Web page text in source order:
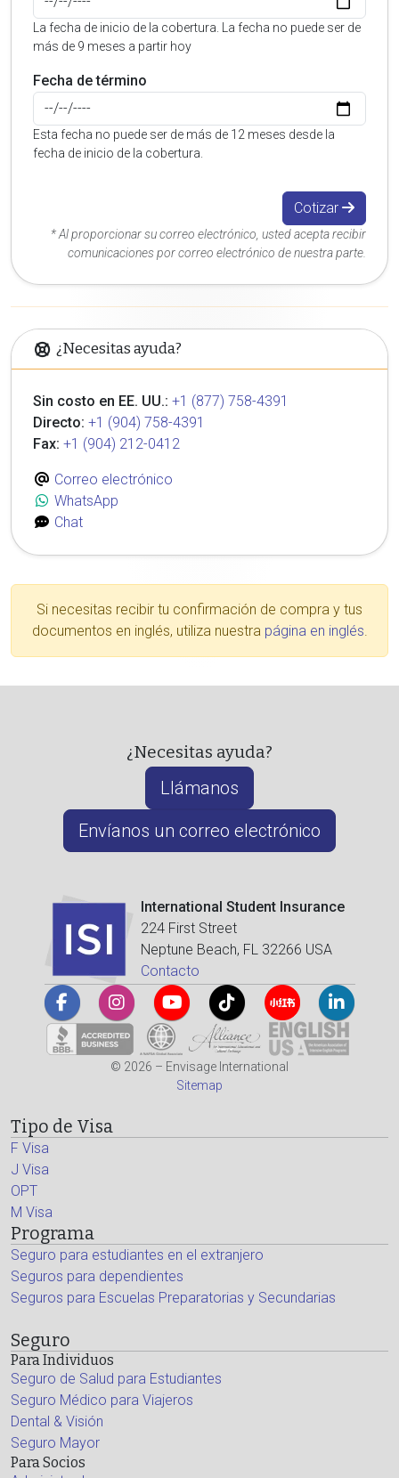
La fecha de inicio de la cobertura. La fecha no puede ser de
más de 9 meses a partir hoy
Fecha de término
Esta fecha no puede ser de más de 12 meses desde la
fecha de inicio de la cobertura.
Cotizar
* Al proporcionar su correo electrónico, usted acepta recibir
comunicaciones por correo electrónico de nuestra parte.
¿Necesitas ayuda?
Sin costo en EE. UU.: +1 (877) 758-4391
Directo: +1 (904) 758-4391
Fax: +1 (904) 212-0412
Correo electrónico
WhatsApp
Chat
Si necesitas recibir tu confirmación de compra y tus
documentos en inglés, utiliza nuestra página en inglés.
¿Necesitas ayuda?
Llámanos
Envíanos un correo electrónico
International Student Insurance
224 First Street
Neptune Beach, FL 32266 USA
Contacto
© 2026 – Envisage International
Sitemap
Tipo de Visa
F Visa
J Visa
OPT
M Visa
Programa
Seguro para estudiantes en el extranjero
Seguros para dependientes
Seguros para Escuelas Preparatorias y Secundarias
Seguro
Para Individuos
Seguro de Salud para Estudiantes
Seguro Médico para Viajeros
Dental & Visión
Seguro Mayor
Para Socios